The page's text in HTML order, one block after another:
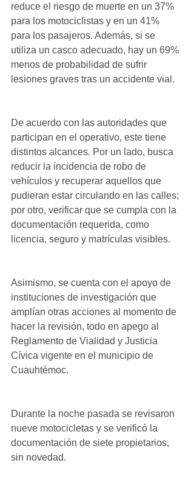
reduce el riesgo de muerte en un 37%
para los motociclistas y en un 41%
para los pasajeros. Además, si se
utiliza un casco adecuado, hay un 69%
menos de probabilidad de sufrir
lesiones graves tras un accidente vial.
De acuerdo con las autoridades que
participan en el operativo, este tiene
distintos alcances. Por un lado, busca
reducir la incidencia de robo de
vehículos y recuperar aquellos que
pudieran estar circulando en las calles;
por otro, verificar que se cumpla con la
documentación requerida, como
licencia, seguro y matrículas visibles.
Asimismo, se cuenta con el apoyo de
instituciones de investigación que
amplían otras acciones al momento de
hacer la revisión, todo en apego al
Reglamento de Vialidad y Justicia
Cívica vigente en el municipio de
Cuauhtémoc.
Durante la noche pasada se revisaron
nueve motocicletas y se verificó la
documentación de siete propietarios,
sin novedad.